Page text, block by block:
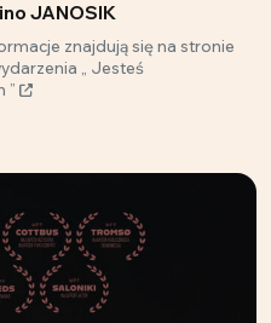
JANOSIK
znajdują się na stronie
„ Jesteś
”